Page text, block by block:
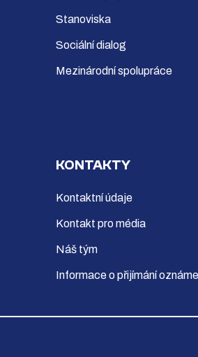
Stanoviska
Sociální dialog
Mezinárodní spolupráce
KONTAKTY
Kontaktní údaje
Kontakt pro média
Náš tým
Informace o přijímání